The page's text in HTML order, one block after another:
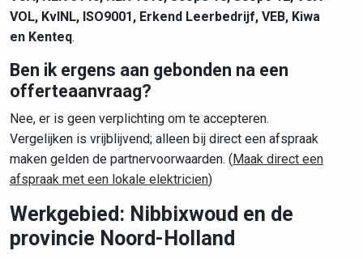
VOL, KvINL, ISO9001, Erkend Leerbedrijf, VEB, Kiwa
en Kenteq.
Ben ik ergens aan gebonden na een
offerteaanvraag?
Nee, er is geen verplichting om te accepteren.
Vergelijken is vrijblijvend; alleen bij direct een afspraak
maken gelden de partnervoorwaarden. (Maak direct een
afspraak met een lokale elektricien)
Werkgebied: Nibbixwoud en de
provincie Noord-Holland